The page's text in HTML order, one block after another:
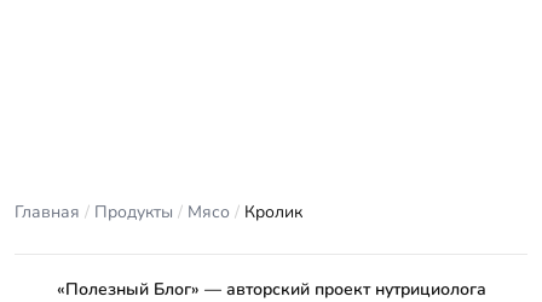
Главная / Продукты / Мясо / Кролик
«Полезный Блог» — авторский проект нутрициолога